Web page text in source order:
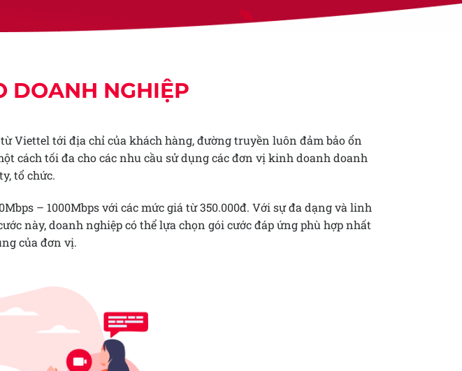
DOANH NGHIỆP
Viettel tới địa chỉ của khách hàng, đường truyền luôn đảm bảo ổn
cách tối đa cho các nhu cầu sử dụng các đơn vị kinh doanh doanh
tổ chức.
– 1000Mbps với các mức giá từ 350.000đ. Với sự đa dạng và linh
này, doanh nghiệp có thể lựa chọn gói cước đáp ứng phù hợp nhất
của đơn vị.